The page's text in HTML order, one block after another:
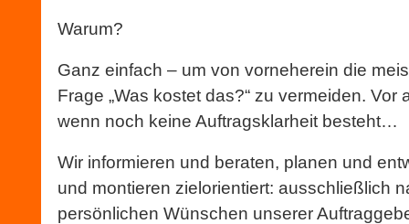
Warum?
Ganz einfach – um von vorneherein die
Frage „Was kostet das?“ zu vermeiden. Vor
wenn noch keine Auftragsklarheit besteht…
Wir informieren und beraten, planen und
und montieren zielorientiert: ausschließlich
persönlichen Wünschen unserer